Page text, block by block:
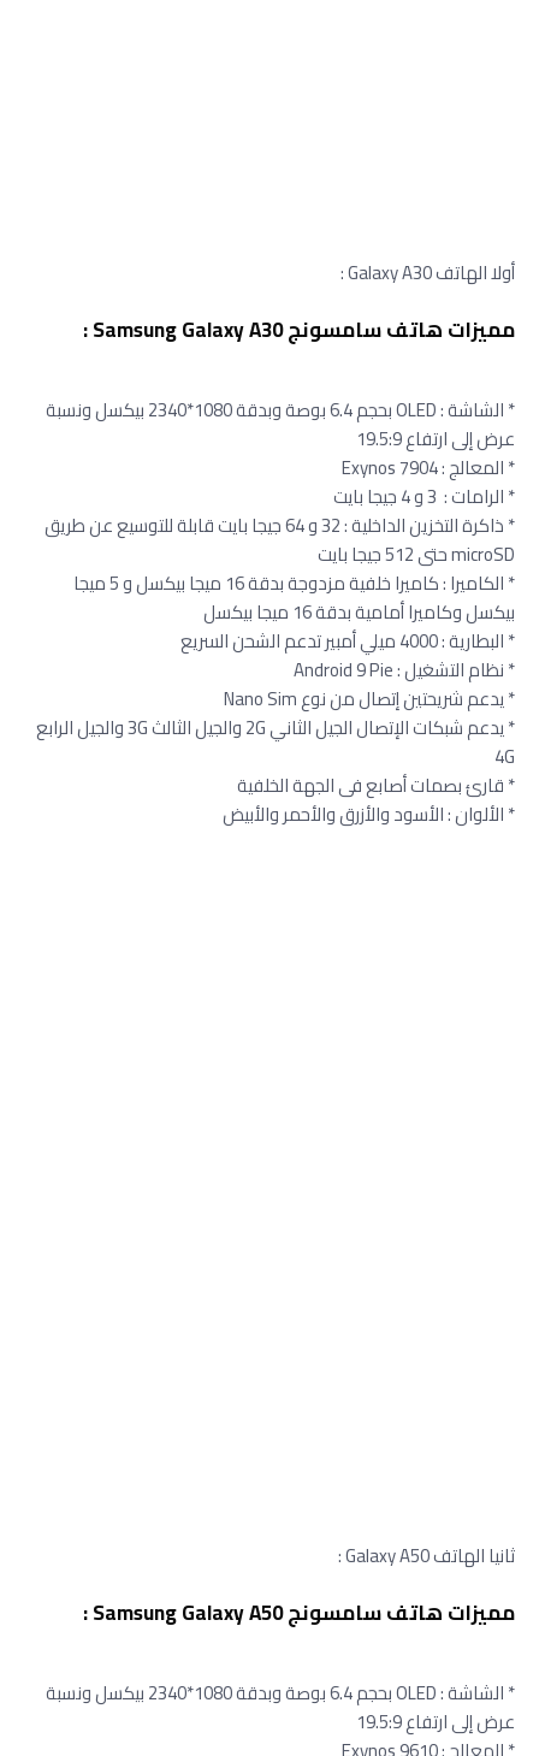
أولا الهاتف Galaxy A30 :
مميزات هاتف سامسونج Samsung Galaxy A30 :
* الشاشة : OLED بحجم 6.4 بوصة وبدقة 1080*2340 بيكسل ونسبة
عرض إلى ارتفاع 19.5:9
* المعالج : Exynos 7904
* الرامات : 3 و 4 جيجا بايت
* ذاكرة التخزين الداخلية : 32 و 64 جيجا بايت قابلة للتوسيع عن طريق
microSD حتى 512 جيجا بايت
* الكاميرا : كاميرا خلفية مزدوجة بدقة 16 ميجا بيكسل و 5 ميجا
بيكسل وكاميرا أمامية بدقة 16 ميجا بيكسل
* البطارية : 4000 ميلي أمبير تدعم الشحن السريع
* نظام التشغيل : Android 9 Pie
* يدعم شريحتين إتصال من نوع Nano Sim
* يدعم شبكات الإتصال الجيل الثاني 2G والجيل الثالث 3G والجيل الرابع
4G
* قارئ بصمات أصابع فى الجهة الخلفية
* الألوان : الأسود والأزرق والأحمر والأبيض
ثانيا الهاتف Galaxy A50 :
مميزات هاتف سامسونج Samsung Galaxy A50 :
* الشاشة : OLED بحجم 6.4 بوصة وبدقة 1080*2340 بيكسل ونسبة
عرض إلى ارتفاع 19.5:9